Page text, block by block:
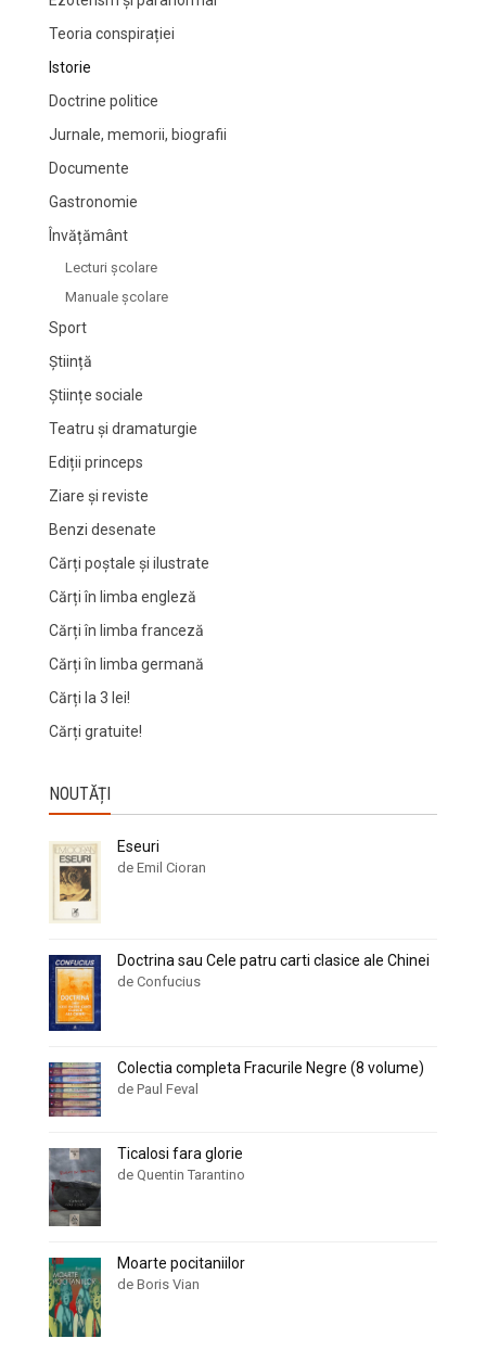
Teoria conspirației
Istorie
Doctrine politice
Jurnale, memorii, biografii
Documente
Gastronomie
Învățământ
Lecturi şcolare
Manuale şcolare
Sport
Știință
Științe sociale
Teatru și dramaturgie
Ediții princeps
Ziare şi reviste
Benzi desenate
Cărți poștale și ilustrate
Cărți în limba engleză
Cărți în limba franceză
Cărți în limba germană
Cărți la 3 lei!
Cărți gratuite!
NOUTĂȚI
Eseuri
de Emil Cioran
Doctrina sau Cele patru carti clasice ale Chinei
de Confucius
Colectia completa Fracurile Negre (8 volume)
de Paul Feval
Ticalosi fara glorie
de Quentin Tarantino
Moarte pocitaniilor
de Boris Vian